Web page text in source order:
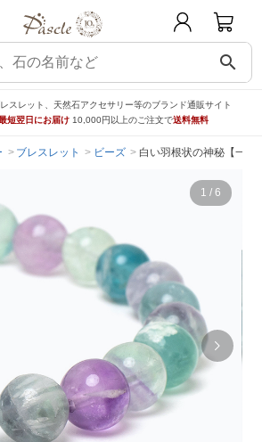
search
スレット、天然石アクセサリー等のブランド通販サイト
短翌日にお届け 10,000円以上のご注文で送料無料
ブレスレット ビーズ 白い羽根状の神秘【一点
1 / 6